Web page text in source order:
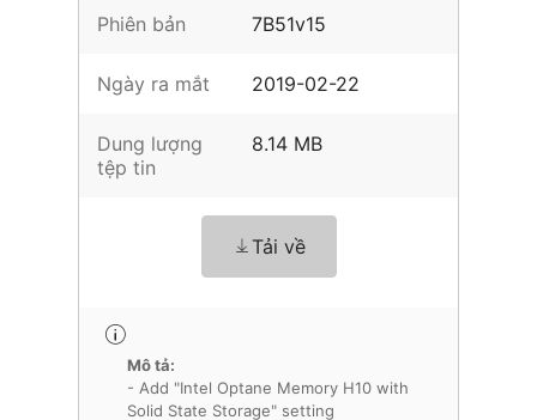
Phiên bản 7B51v15
Ngày ra mắt 2019-02-22
Dung lượng
tệp tin
8.14 MB
Tải về
Mô tả:
- Add "Intel Optane Memory H10 with
Solid State Storage" setting